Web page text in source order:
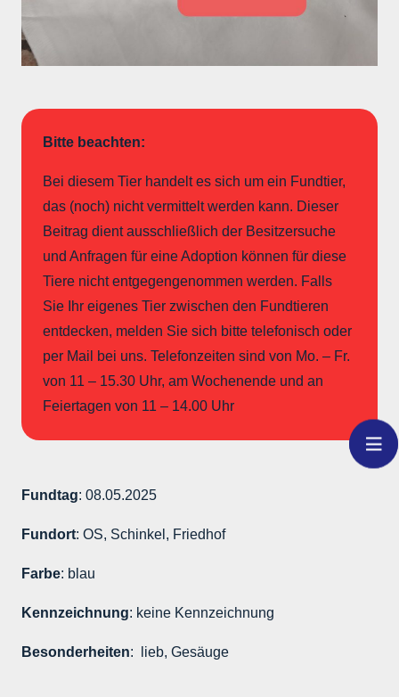
Bitte beachten:
Bei diesem Tier handelt es sich um ein Fundtier,
das (noch) nicht vermittelt werden kann. Dieser
Beitrag dient ausschließlich der Besitzersuche
und Anfragen für eine Adoption können für diese
Tiere nicht entgegengenommen werden. Falls
Sie Ihr eigenes Tier zwischen den Fundtieren
entdecken, melden Sie sich bitte telefonisch oder
per Mail bei uns. Telefonzeiten sind von Mo. – Fr.
von 11 – 15.30 Uhr, am Wochenende und an
Feiertagen von 11 – 14.00 Uhr
Fundtag: 08.05.2025
Fundort: OS, Schinkel, Friedhof
Farbe: blau
Kennzeichnung: keine Kennzeichnung
Besonderheiten: lieb, Gesäuge